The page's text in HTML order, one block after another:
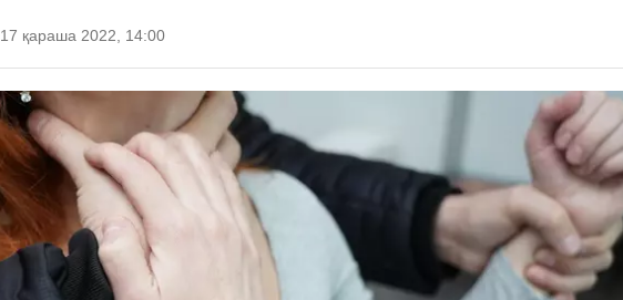
17 қараша 2022, 14:00